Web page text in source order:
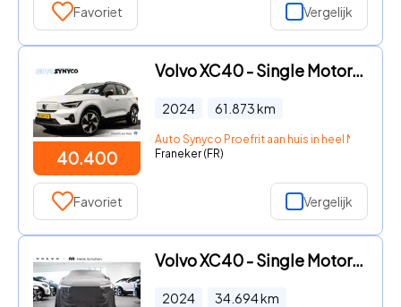
Favoriet Vergelijk
40.400
Volvo XC40 - Single Motor Extended Range Ultimate | 82 kWh SOH 95, 5% | P
2024 61.873km
Auto Synyco Proefrit aan huis in heel
Franeker (FR)
Favoriet Vergelijk
Volvo XC40 - Single Motor Extended Range Plus 82 kWh | Achteropkomend ver
2024 34.694km